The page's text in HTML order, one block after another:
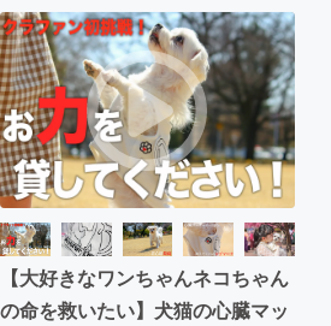
アート・写真
テクノロジー・ガジェット
映像・映画
ビジネス・起業
まちづくり・地域活性化
【大好きなワンちゃんネコちゃん
の命を救いたい】犬猫の心臓マッ